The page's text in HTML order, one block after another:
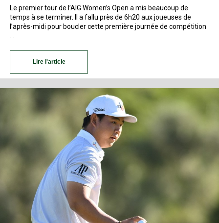
Le premier tour de l’AIG Women’s Open a mis beaucoup de
temps à se terminer. Il a fallu près de 6h20 aux joueuses de
l’après-midi pour boucler cette première journée de compétition
Lire l'article